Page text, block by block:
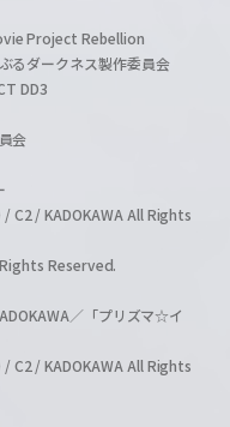
Project Rebellion
るダークネス製作委員会
DD3
会
C2 / KADOKAWA All Rights
Reserved.
／「プリズマ☆イ
C2 / KADOKAWA All Rights